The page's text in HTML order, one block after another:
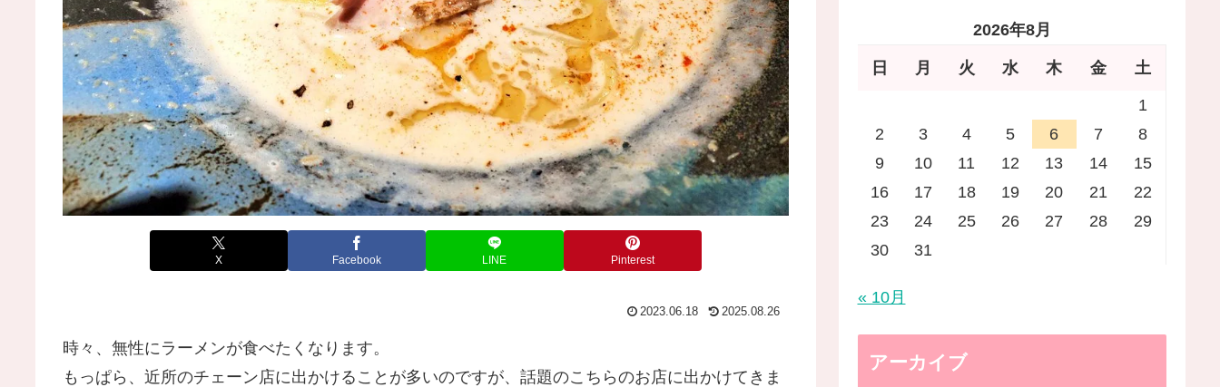
X Facebook LINE Pinterest
2023.06.18 2025.08.26
時々、無性にラーメンが食べたくなります。
もっぱら、近所のチェーン店に出かけることが多いのですが、話題のこちらのお店に出かけてきま
2026年8月
日 月 火 水 木 金 土
1
2
3 4 5 6 7
8
9
10 11 12 13 14
15
16
17 18 19 20 21
22
23
24 25 26 27 28
29
30
31
« 10月
アーカイブ